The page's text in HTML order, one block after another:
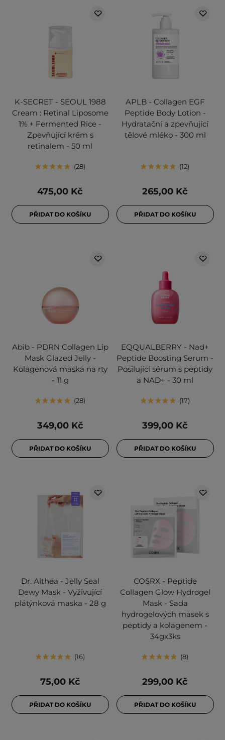
K-SECRET - SEOUL 1988
Cream : Retinal Liposome
1% + Fermented Rice -
Zpevňující krém s
retinalem - 50 ml
28
475,00 Kč
PŘIDAT DO KOŠÍKU
APLB - Collagen EGF
Peptide Body Lotion -
Hydratační a zpevňující
tělové mléko - 300 ml
12
265,00 Kč
PŘIDAT DO KOŠÍKU
Abib - PDRN Collagen Lip
Mask Glazed Jelly -
Kolagenová maska na rty
- 11 g
28
349,00 Kč
PŘIDAT DO KOŠÍKU
EQQUALBERRY - Nad+
Peptide Boosting Serum -
Posilující sérum s peptidy
a NAD+ - 30 ml
17
399,00 Kč
PŘIDAT DO KOŠÍKU
Dr. Althea - Jelly Seal
Dewy Mask - Vyživující
plátýnková maska - 28 g
16
75,00 Kč
PŘIDAT DO KOŠÍKU
COSRX - Peptide
Collagen Glow Hydrogel
Mask - Sada
hydrogelových masek s
peptidy a kolagenem -
34gx3ks
8
299,00 Kč
PŘIDAT DO KOŠÍKU